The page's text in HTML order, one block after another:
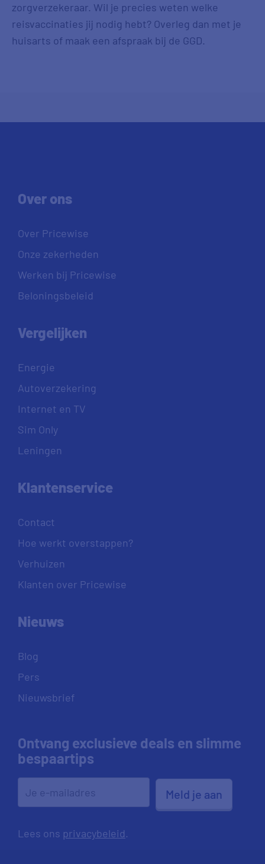
zorgverzekeraar. Wil je precies weten welke
reisvaccinaties jij nodig hebt? Overleg dan met je
huisarts of maak een afspraak bij de GGD.
Over ons
Over Pricewise
Onze zekerheden
Werken bij Pricewise
Beloningsbeleid
Vergelijken
Energie
Autoverzekering
Internet en TV
Sim Only
Leningen
Klantenservice
Contact
Hoe werkt overstappen?
Verhuizen
Klanten over Pricewise
Nieuws
Blog
Pers
Nieuwsbrief
Ontvang exclusieve deals en slimme
bespaartips
Meld je aan
Lees ons privacybeleid.